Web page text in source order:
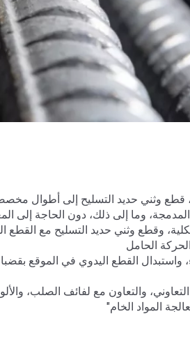
قطع وثني حديد التسليح إلى أطوال
وما إلى ذلك، دون الحاجة إلى
وقطع وثني حديد التسليح مع القطع
الحامل
واستبدال القطع اليدوي في الموقع
التعاوني، والتعاون مع لفائف الصلب،
المواد الخام"